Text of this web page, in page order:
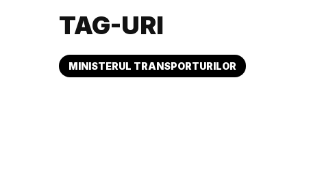
TAG-URI
MINISTERUL TRANSPORTURILOR